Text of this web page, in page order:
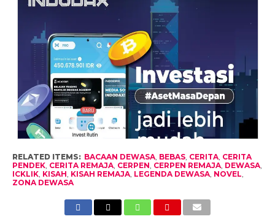
RELATED ITEMS: BACAAN DEWASA, BEBAS, CERITA, CERITA
PENDEK, CERITA REMAJA, CERPEN, CERPEN REMAJA, DEWASA,
ICKLIK, KISAH, KISAH REMAJA, LEGENDA DEWASA, NOVEL,
ZONA DEWASA